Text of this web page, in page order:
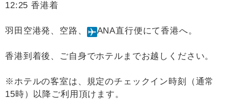
12:25 香港着
羽田空港発、空路、 ANA直行便にて香港へ。
香港到着後、ご自身でホテルまでお越しください。
※ホテルの客室は、規定のチェックイン時刻（通常
15時）以降ご利用頂けます。